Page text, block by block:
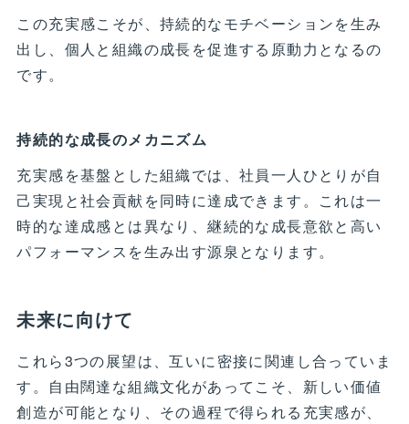
この充実感こそが、持続的なモチベーションを生み
出し、個人と組織の成長を促進する原動力となるの
です。
持続的な成長のメカニズム
充実感を基盤とした組織では、社員一人ひとりが自
己実現と社会貢献を同時に達成できます。これは一
時的な達成感とは異なり、継続的な成長意欲と高い
パフォーマンスを生み出す源泉となります。
未来に向けて
これら3つの展望は、互いに密接に関連し合っていま
す。自由闊達な組織文化があってこそ、新しい価値
創造が可能となり、その過程で得られる充実感が、